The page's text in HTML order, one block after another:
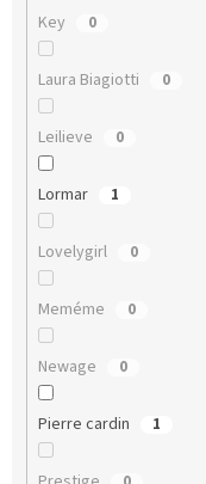
Key 0
Laura Biagiotti 0
Leilieve 0
Lormar 1
Lovelygirl 0
Meméme 0
Newage 0
Pierre cardin 1